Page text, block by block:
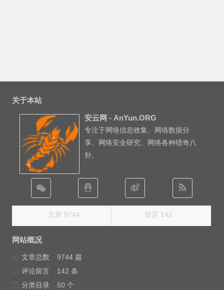
关于本站
安云网 - AnYun.ORG
专注于网络信息收集、网络数据分
享、网络安全研究、网络各种猎奇八
卦。
文章 9744 留言 142
网站概况
文章总数
9744 篇
评论留言
142 条
分类目录
50 个